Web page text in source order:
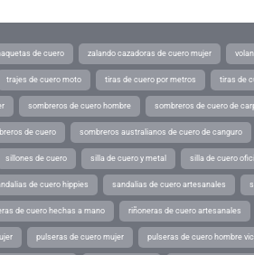
de cuero zalando cazadoras de cuero mujer
trajes de cuero moto tiras de cuero por metros tiras de
sombreros de cuero hombre sombreros de cuero de
de cuero sombreros australianos de cuero de canguro
sillones de cuero silla de cuero y metal silla de cuero
de cuero hippies sandalias de cuero artesanales
de cuero hechas a mano riñoneras de cuero artesanales
pulseras de cuero mujer pulseras de cuero hombre